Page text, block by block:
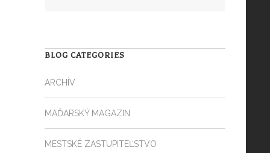
BLOG CATEGORIES
ARCHÍV
MAĎARSKÝ MAGAZIN
MESTSKÉ ZASTUPITEĽSTVO